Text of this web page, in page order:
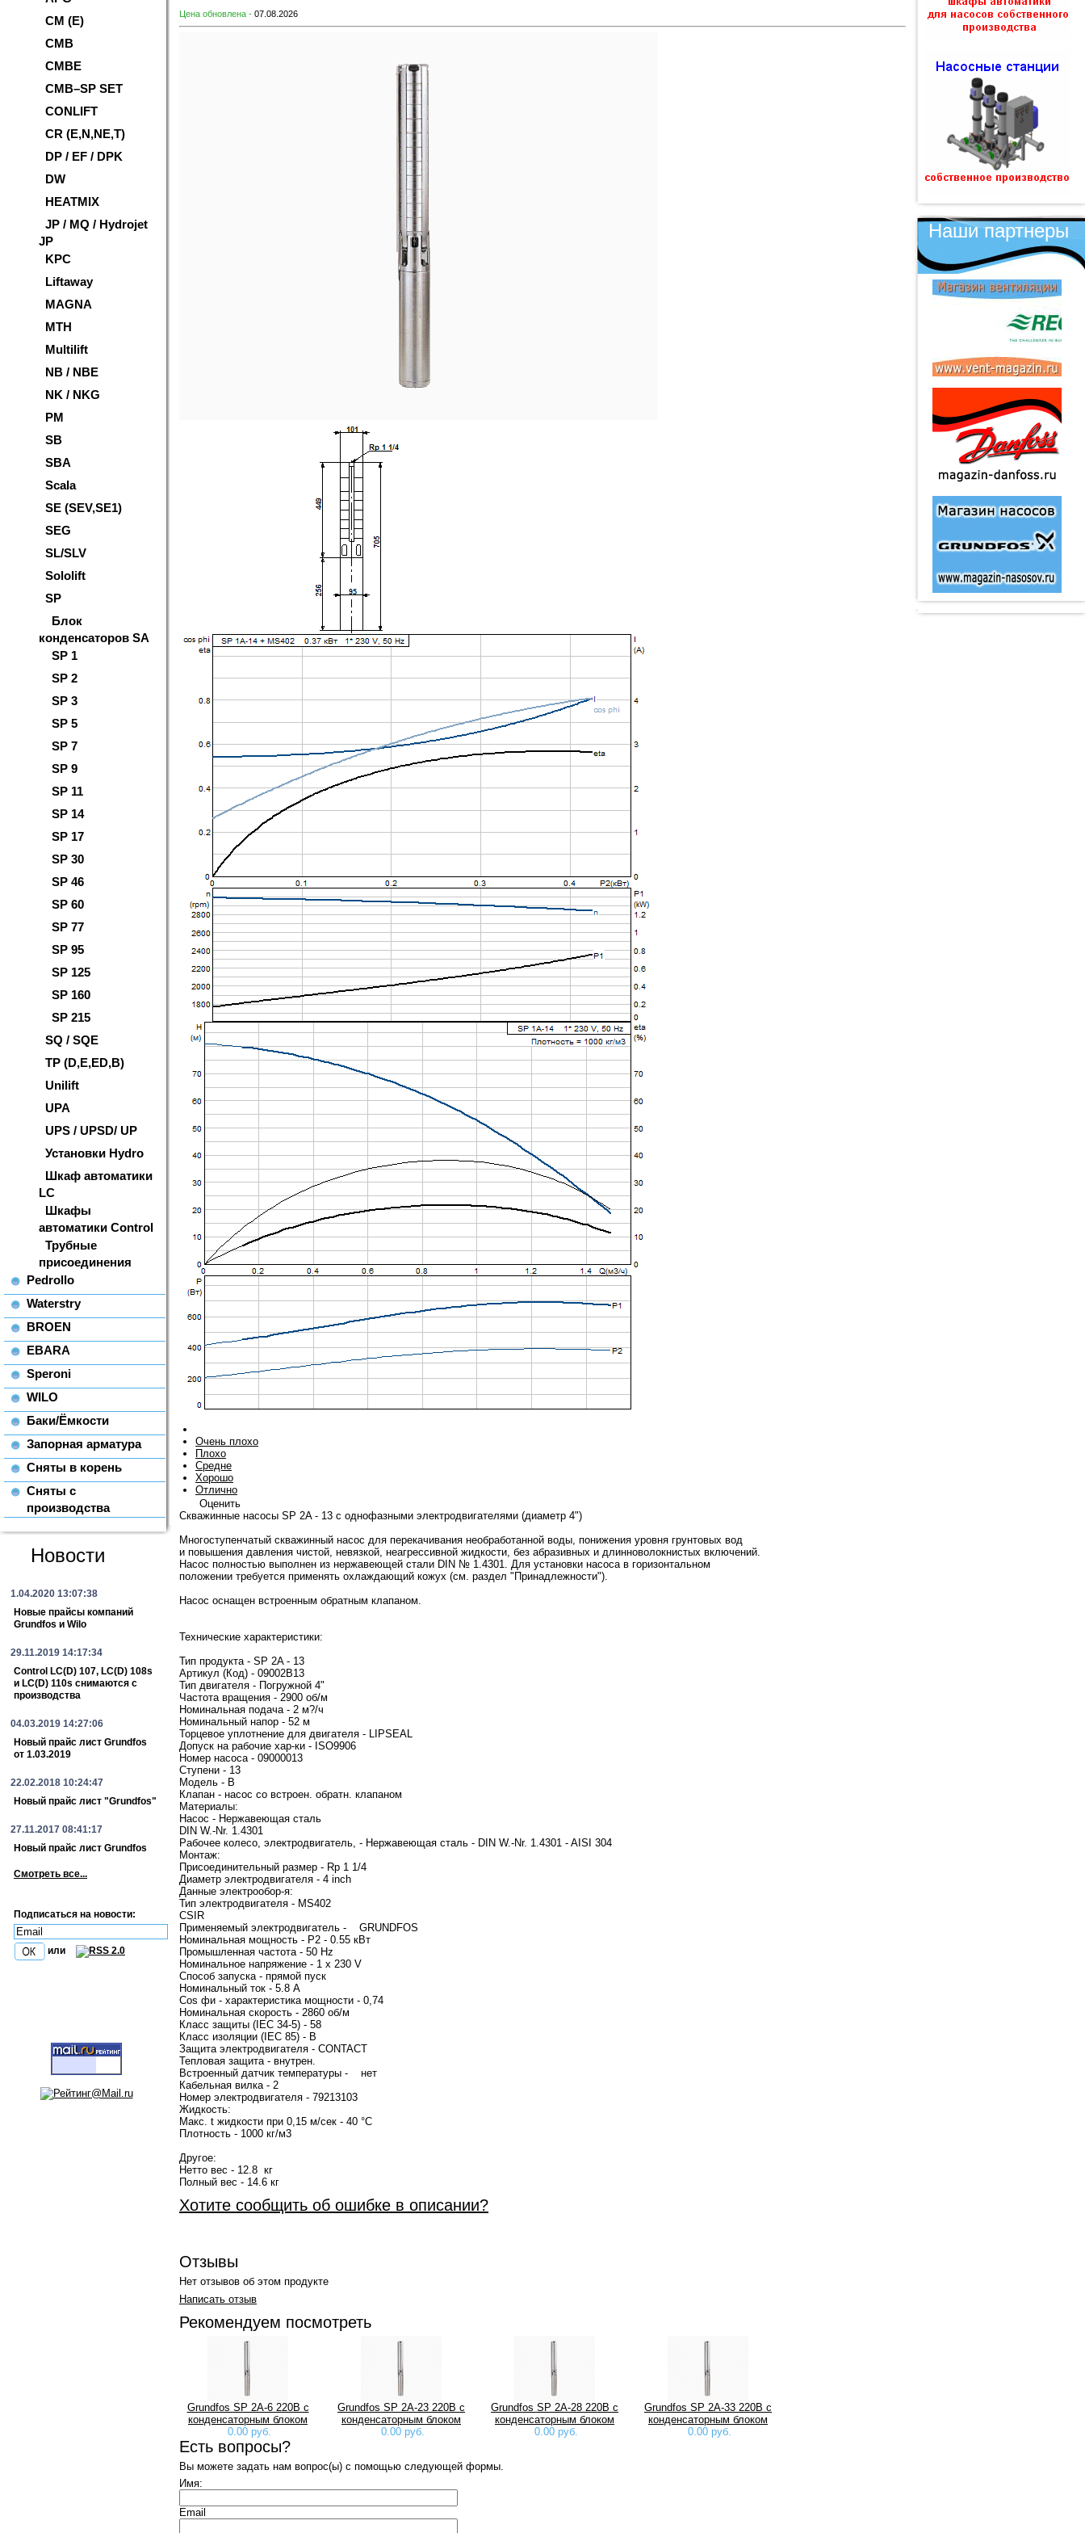
CM (E)
CMB
CMBE
CMB–SP SET
CONLIFT
CR (E,N,NE,T)
DP / EF / DPK
DW
HEATMIX
JP / MQ / Hydrojet
JP
KPC
Liftaway
MAGNA
MTH
Multilift
NB / NBE
NK / NKG
PM
SB
SBA
Scala
SE (SEV,SE1)
SEG
SL/SLV
Sololift
SP
Блок
конденсаторов SA
SP 1
SP 2
SP 3
SP 5
SP 7
SP 9
SP 11
SP 14
SP 17
SP 30
SP 46
SP 60
SP 77
SP 95
SP 125
SP 160
SP 215
SQ / SQE
TP (D,E,ED,B)
Unilift
UPA
UPS / UPSD/ UP
Установки Hydro
Шкаф автоматики
LC
Шкафы
автоматики Control
Трубные
присоединения
Pedrollo
Waterstry
BROEN
EBARA
Speroni
WILO
Баки/Ёмкости
Запорная арматура
Сняты в корень
Сняты с
производства
Новости
1.04.2020 13:07:38
Новые прайсы компаний
Grundfos и Wilo
29.11.2019 14:17:34
Control LC(D) 107, LC(D) 108s
и LC(D) 110s снимаются с
производства
04.03.2019 14:27:06
Новый прайс лист Grundfos
от 1.03.2019
22.02.2018 10:24:47
Новый прайс лист "Grundfos"
27.11.2017 08:41:17
Новый прайс лист Grundfos
Смотреть все...
Подписаться на новости:
или
Наши партнеры
Цена обновлена - 07.08.2026
Очень плохо
Плохо
Средне
Хорошо
Отлично
Оценить
Скважинные насосы SP 2A - 13 c однофазными электродвигателями (диаметр 4")
Многоступенчатый скважинный насос для перекачивания необработанной воды, понижения уровня грунтовых вод
и повышения давления чистой, невязкой, неагрессивной жидкости, без абразивных и длинноволокнистых включений.
Насос полностью выполнен из нержавеющей стали DIN № 1.4301. Для установки насоса в горизонтальном
положении требуется применять охлаждающий кожух (см. раздел "Принадлежности").
Насос оснащен встроенным обратным клапаном.
Технические характеристики:
Тип продукта - SP 2A - 13
Артикул (Код) - 09002B13
Тип двигателя - Погружной 4"
Частота вращения - 2900 об/м
Номинальная подача - 2 м?/ч
Номинальный напор - 52 м
Торцевое уплотнение для двигателя - LIPSEAL
Допуск на рабочие хар-ки - ISO9906
Номер насоса - 09000013
Ступени - 13
Модель - B
Клапан - насос со встроен. обратн. клапаном
Материалы:
Насос - Нержавеющая сталь
DIN W.-Nr. 1.4301
Рабочее колесо, электродвигатель, - Нержавеющая сталь - DIN W.-Nr. 1.4301 - AISI 304
Монтаж:
Присоединительный размер - Rp 1 1/4
Диаметр электродвигателя - 4 inch
Данные электрообор-я:
Тип электродвигателя - MS402
CSIR
Применяемый электродвигатель - GRUNDFOS
Номинальная мощность - P2 - 0.55 кВт
Промышленная частота - 50 Hz
Номинальное напряжение - 1 x 230 V
Способ запуска - прямой пуск
Номинальный ток - 5.8 A
Cos фи - характеристика мощности - 0,74
Номинальная скорость - 2860 об/м
Класс защиты (IEC 34-5) - 58
Класс изоляции (IEC 85) - B
Защита электродвигателя - CONTACT
Тепловая защита - внутрен.
Встроенный датчик температуры - нет
Кабельная вилка - 2
Номер электродвигателя - 79213103
Жидкость:
Макс. t жидкости при 0,15 м/сек - 40 °C
Плотность - 1000 кг/м3
Другое:
Нетто вес - 12.8 кг
Полный вес - 14.6 кг
Хотите сообщить об ошибке в описании?
Отзывы
Нет отзывов об этом продукте
Написать отзыв
Рекомендуем посмотреть
Grundfos SP 2A-6 220В с
конденсаторным блоком
0.00 руб.
Grundfos SP 2A-23 220В с
конденсаторным блоком
0.00 руб.
Grundfos SP 2A-28 220В с
конденсаторным блоком
0.00 руб.
Grundfos SP 2A-33 220В с
конденсаторным блоком
0.00 руб.
Есть вопросы?
Вы можете задать нам вопрос(ы) с помощью следующей формы.
Имя:
Email